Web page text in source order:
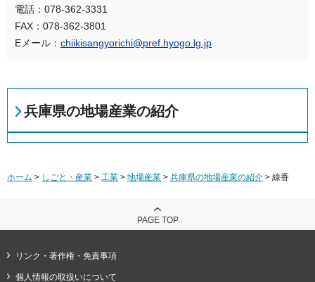
電話：078-362-3331
FAX：078-362-3801
Eメール： chiikisangyorichi@pref.hyogo.lg.jp
兵庫県の地場産業の紹介
ホーム > しごと・産業 > 工業 > 地場産業 > 兵庫県の地場産業の紹介 > 線香
PAGE TOP
リンク・著作権・免責事項
個人情報の取扱いについて